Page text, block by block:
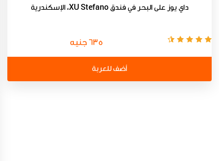
داي يوز على البحر في فندق XU Stefano، الإسكندرية
635 جنيه
أضف للعربة